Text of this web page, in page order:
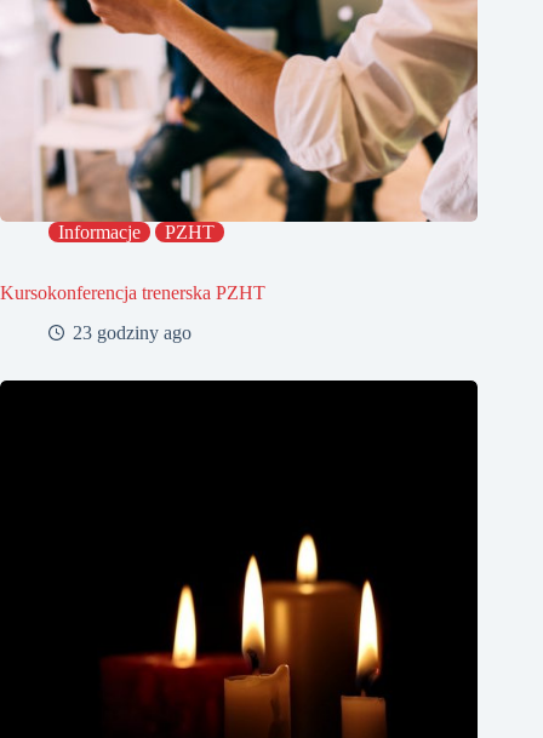
Informacje PZHT
Kursokonferencja trenerska PZHT
23 godziny ago